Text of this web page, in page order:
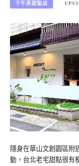
下午茶甜點店
隱身在華山文創園區附
動，台北老宅甜點很有